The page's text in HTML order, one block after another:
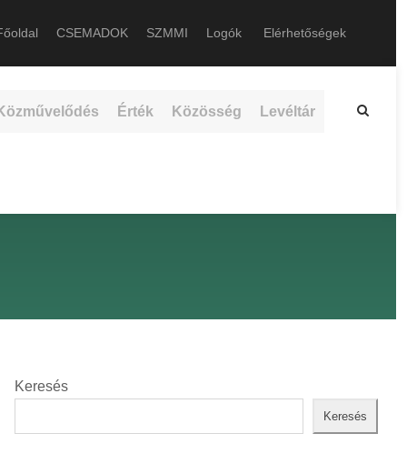
CSEMADOK SZMMI Logók Elérhetőségek
Érték Közösség Levéltár
Keresés
Keresés